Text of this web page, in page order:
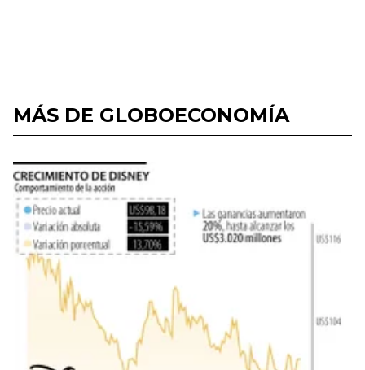
MÁS DE GLOBOECONOMÍA